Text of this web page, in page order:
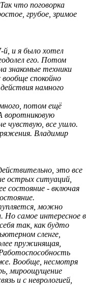
что поговорка
грубое, зримое
и я было хотел
его. Потом
знакомые техники
вообще спокойно
намного
потом ещё
воротниковую
чувствую, все ушло.
Владимир
это все
острых ситуаций,
состояние - включая
можно
Но самое интересное в
так, как будто
сленге,
пружинящая,
Вообще, несмотря
мироощущение
и с неврологией,